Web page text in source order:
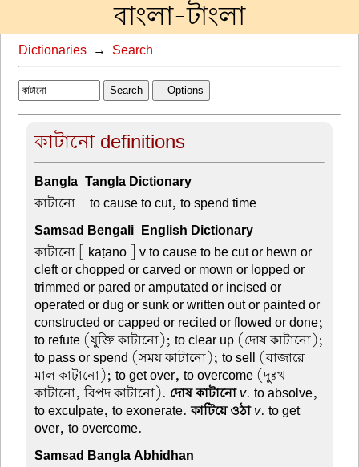
বাংলা-টাংলা
Dictionaries → Search
Search – Options
কাটানো definitions
Bangla-Tangla Dictionary
কাটানো –to cause to cut, to spend time
Samsad Bengali-English Dictionary
কাটানো [ kāṭānō ] v to cause to be cut or hewn or
cleft or chopped or carved or mown or lopped or
trimmed or pared or amputated or incised or
operated or dug or sunk or written out or painted or
constructed or capped or recited or flowed or done;
to refute (যুক্তি কাটানো); to clear up (দোষ কাটানো);
to pass or spend (সময় কাটানো); to sell (বাজারে
মাল কা়টানো); to get over, to overcome (দুঃখ
কাটানো, বিপদ কাটানো). দোষ কাটানো v. to absolve,
to exculpate, to exonerate.কাটিয়ে ওঠা v. to get
over, to overcome.
Samsad Bangla Abhidhan